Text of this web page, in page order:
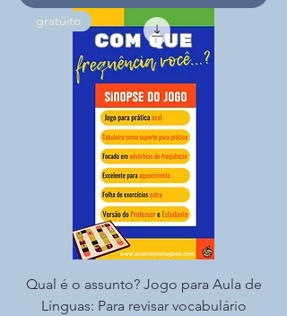
gratuito
Qual é o assunto? Jogo para Aula de
Línguas: Para revisar vocabulário